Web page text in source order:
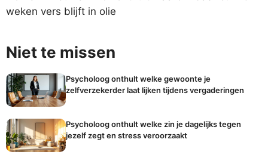
weken vers blijft in olie
Niet te missen
Psycholoog onthult welke gewoonte je
zelfverzekerder laat lijken tijdens vergaderingen
Psycholoog onthult welke zin je dagelijks tegen
jezelf zegt en stress veroorzaakt